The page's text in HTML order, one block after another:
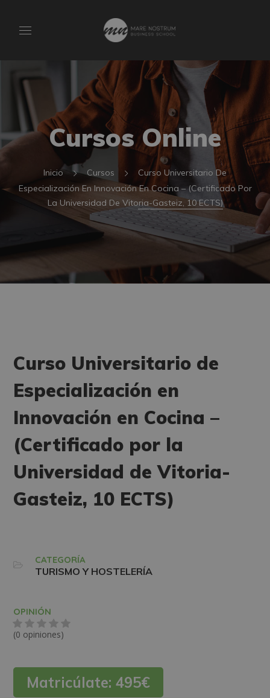
Cursos Online
Inicio Cursos
Curso Universitario De
Especialización En Innovación En Cocina – (Certificado Por
La Universidad De Vitoria-Gasteiz, 10 ECTS)
Curso Universitario de
Especialización en
Innovación en Cocina –
(Certificado por la
Universidad de Vitoria-
Gasteiz, 10 ECTS)
CATEGORÍA
TURISMO Y HOSTELERÍA
OPINIÓN
(0 opiniones)
Matricúlate:495€